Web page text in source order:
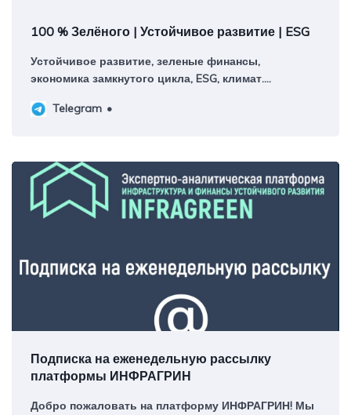
100 % Зелёного | Устойчивое развитие | ESG
Устойчивое развитие, зеленые финансы,
экономика замкнутого цикла, ESG, климат.
ИНФРАГРИН Светланы Бик Контакты:
Telegram
Подписка на еженедельную рассылку
платформы ИНФРАГРИН
Добро пожаловать на платформу ИНФРАГРИН! Мы